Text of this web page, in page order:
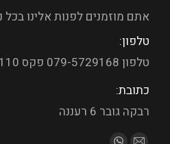
אתם מוזמנים לפנות אלינו בכל
טלפון:
טלפון 079-5729168 פקס 08-9999110
כתובת:
רבקה גובר 6 רעננה
מצא אותנו ב: